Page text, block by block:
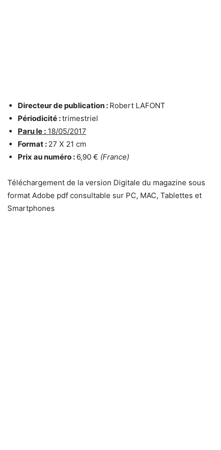
Directeur de publication : Robert LAFONT
Périodicité :trimestriel
Paru le : 18/05/2017
Format : 27 X 21 cm
Prix au numéro : 6,90 € (France)
Téléchargement de la version Digitale du magazine sous
format Adobe pdf consultable sur PC, MAC, Tablettes et
Smartphones